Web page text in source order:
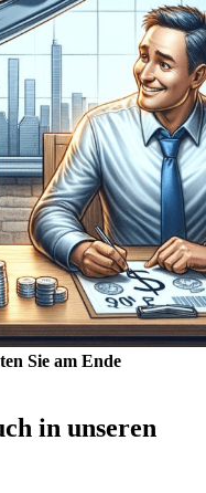
Sie am Ende
in unseren